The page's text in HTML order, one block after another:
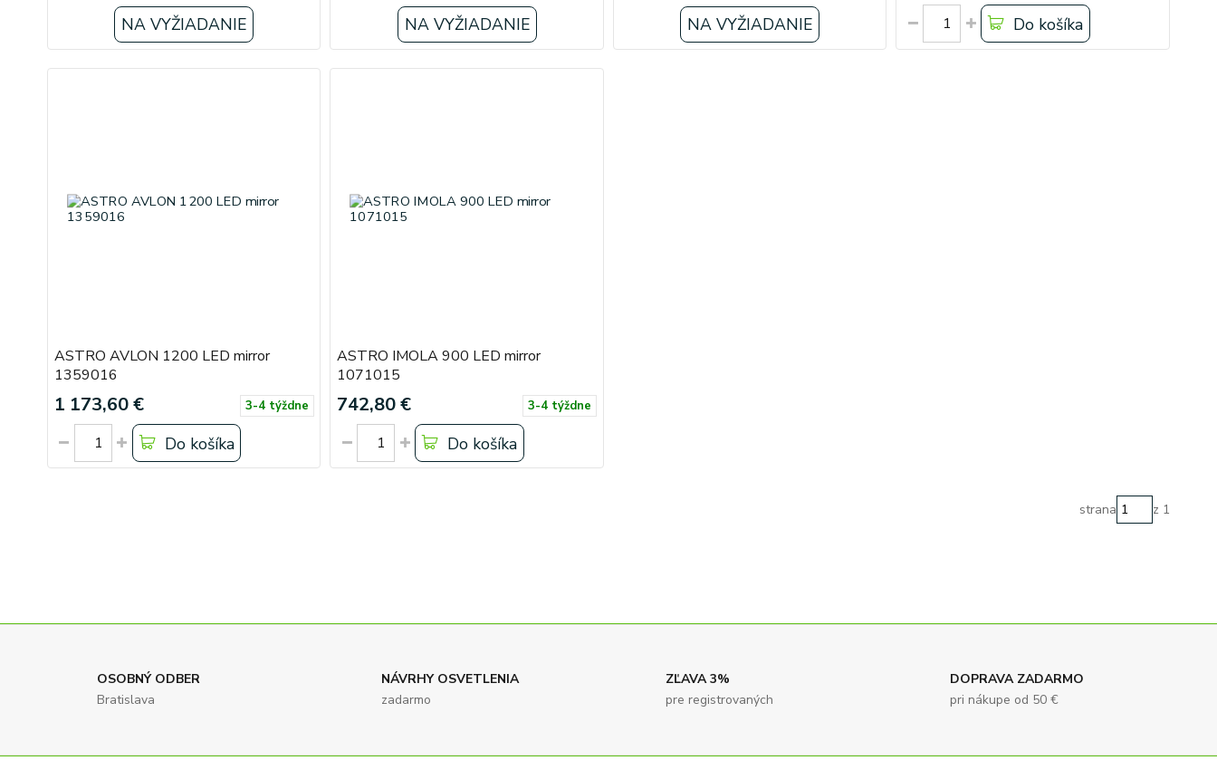
NA VYŽIADANIE NA VYŽIADANIE NA VYŽIADANIE Do košíka
ASTRO AVLON 1200 LED mirror
1359016
1 173,60 € 3-4 týždne
Do košíka
ASTRO IMOLA 900 LED mirror
1071015
742,80 € 3-4 týždne
Do košíka
strana z 1
OSOBNÝ ODBER
Bratislava
NÁVRHY OSVETLENIA
zadarmo
ZĽAVA 3%
pre registrovaných
DOPRAVA ZADARMO
pri nákupe od 50 €